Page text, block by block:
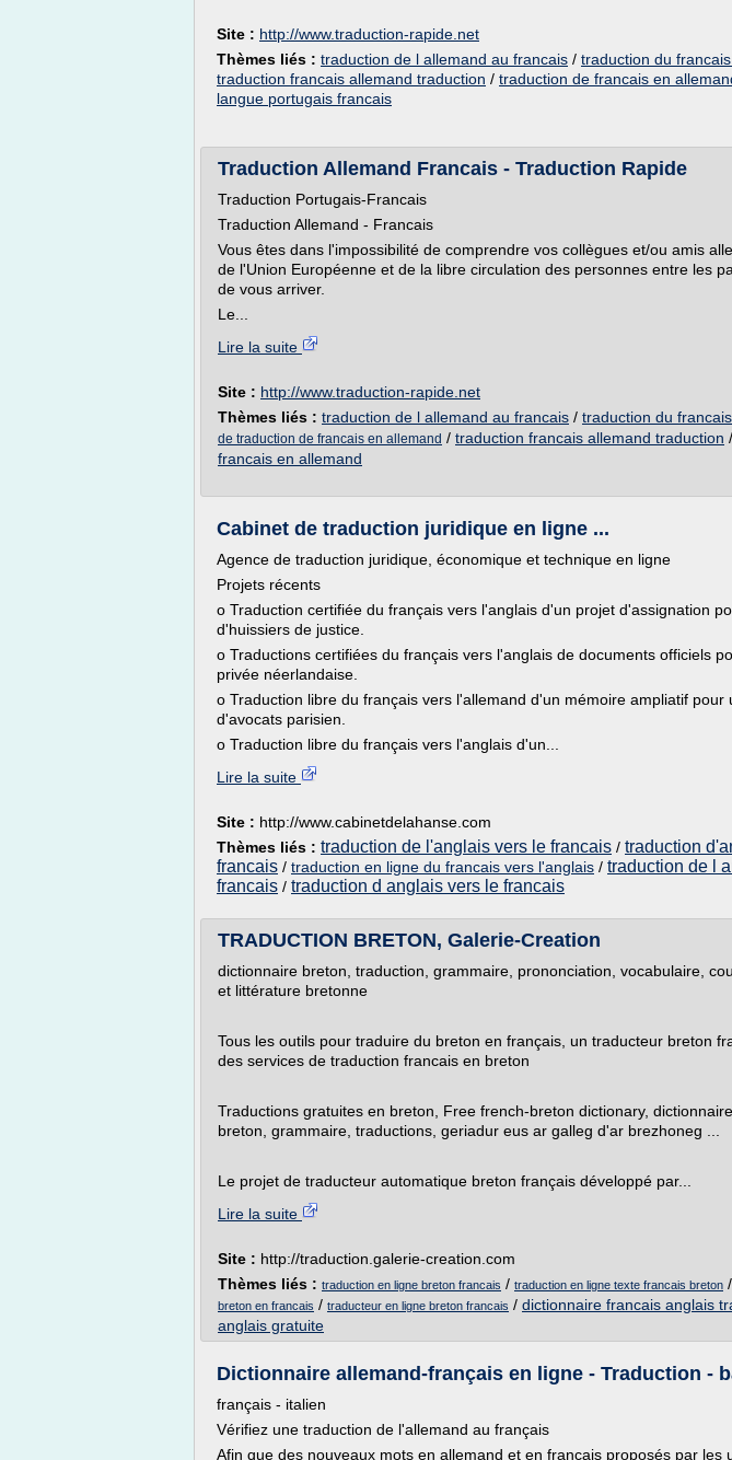
Site : http://www.traduction-rapide.net
Thèmes liés : traduction de l allemand au francais / traduction du
traduction francais allemand traduction / traduction de francais en
langue portugais francais
Traduction Allemand Francais - Traduction Rapide
Traduction Portugais-Francais
Traduction Allemand - Francais
Vous êtes dans l'impossibilité de comprendre vos collègues et/ou amis
de l'Union Européenne et de la libre circulation des personnes entre les
de vous arriver.
Le...
Lire la suite
Site : http://www.traduction-rapide.net
Thèmes liés : traduction de l allemand au francais / traduction du
de traduction de francais en allemand / traduction francais allemand traduction /
francais en allemand
Cabinet de traduction juridique en ligne ...
Agence de traduction juridique, économique et technique en ligne
Projets récents
o Traduction certifiée du français vers l'anglais d'un projet d'assignation
d'huissiers de justice.
o Traductions certifiées du français vers l'anglais de documents officiels
privée néerlandaise.
o Traduction libre du français vers l'allemand d'un mémoire ampliatif pour
d'avocats parisien.
o Traduction libre du français vers l'anglais d'un...
Lire la suite
Site : http://www.cabinetdelahanse.com
Thèmes liés : traduction de l'anglais vers le francais / traduction
francais / traduction en ligne du francais vers l'anglais / traduction de l
francais / traduction d anglais vers le francais
TRADUCTION BRETON, Galerie-Creation
dictionnaire breton, traduction, grammaire, prononciation, vocabulaire,
et littérature bretonne
Tous les outils pour traduire du breton en français, un traducteur breton
des services de traduction francais en breton
Traductions gratuites en breton, Free french-breton dictionary,
breton, grammaire, traductions, geriadur eus ar galleg d'ar brezhoneg ...
Le projet de traducteur automatique breton français développé par...
Lire la suite
Site : http://traduction.galerie-creation.com
Thèmes liés : traduction en ligne breton francais / traduction en ligne texte francais breton /
breton en francais / traducteur en ligne breton francais / dictionnaire francais anglais
anglais gratuite
Dictionnaire allemand-français en ligne - Traduction -
français - italien
Vérifiez une traduction de l'allemand au français
Afin que des nouveaux mots en allemand et en français proposés par les